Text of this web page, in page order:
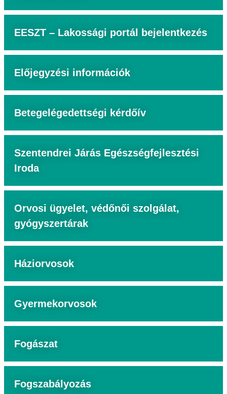
EESZT – Lakossági portál bejelentkezés
Előjegyzési információk
Betegelégedettségi kérdőív
Szentendrei Járás Egészségfejlesztési
Iroda
Orvosi ügyelet, védőnői szolgálat,
gyógyszertárak
Háziorvosok
Gyermekorvosok
Fogászat
Fogszabályozás